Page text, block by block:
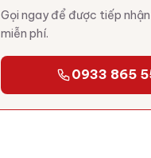
Gọi ngay để được tiếp
miễn phí.
0933 865